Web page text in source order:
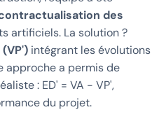
des
artificiels. La solution ?
intégrant les évolutions
approche a permis de
: ED' = VA - VP',
du projet.